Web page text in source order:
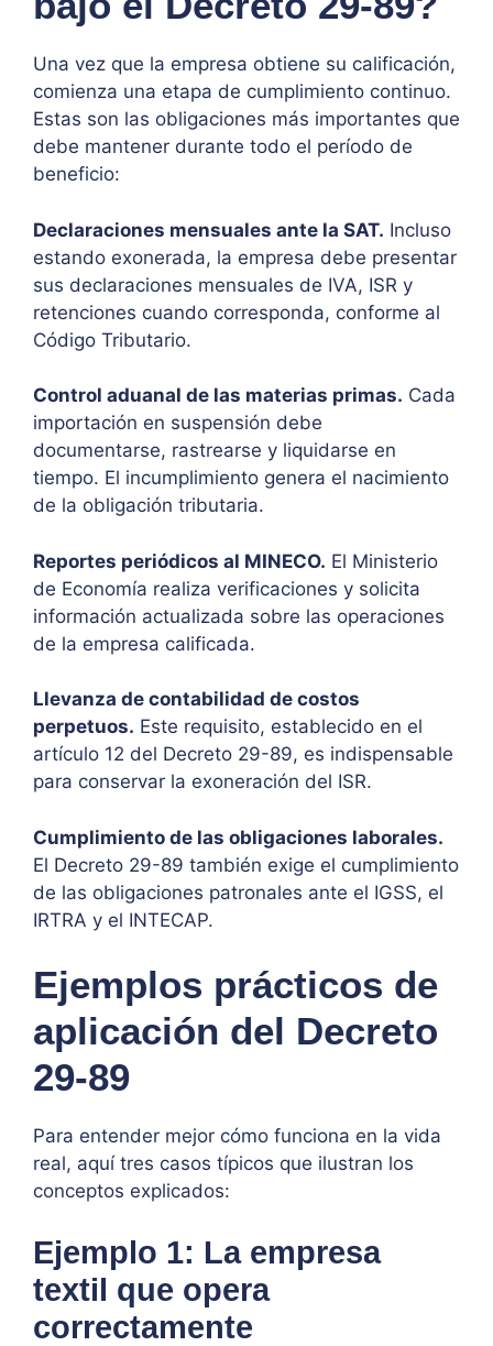
Una vez que la empresa obtiene su calificación,
comienza una etapa de cumplimiento continuo.
Estas son las obligaciones más importantes que
debe mantener durante todo el período de
beneficio:
Declaraciones mensuales ante la SAT. Incluso
estando exonerada, la empresa debe presentar
sus declaraciones mensuales de IVA, ISR y
retenciones cuando corresponda, conforme al
Código Tributario.
Control aduanal de las materias primas. Cada
importación en suspensión debe
documentarse, rastrearse y liquidarse en
tiempo. El incumplimiento genera el nacimiento
de la obligación tributaria.
Reportes periódicos al MINECO. El Ministerio
de Economía realiza verificaciones y solicita
información actualizada sobre las operaciones
de la empresa calificada.
Llevanza de contabilidad de costos
perpetuos. Este requisito, establecido en el
artículo 12 del Decreto 29-89, es indispensable
para conservar la exoneración del ISR.
Cumplimiento de las obligaciones laborales.
El Decreto 29-89 también exige el cumplimiento
de las obligaciones patronales ante el IGSS, el
IRTRA y el INTECAP.
Ejemplos prácticos de
aplicación del Decreto
29-89
Para entender mejor cómo funciona en la vida
real, aquí tres casos típicos que ilustran los
conceptos explicados:
Ejemplo 1: La empresa
textil que opera
correctamente